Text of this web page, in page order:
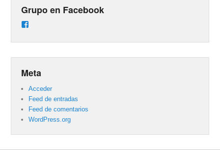
Grupo en Facebook
Meta
Acceder
Feed de entradas
Feed de comentarios
WordPress.org